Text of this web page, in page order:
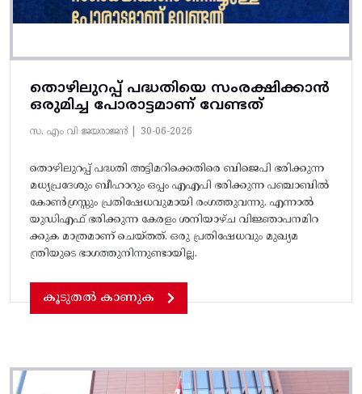
തൊഴിലുറപ്പ് പദ്ധതിയെ സംരക്ഷിക്കാൻ
ഒരുമിച്ച പോരാട്ടമാണ് വേണ്ടത്
സ. എം വി ജയരാജൻ | 30-06-2026
തൊഴിലുറപ്പ് പദ്ധതി അട്ടിമറിക്കെതിരെ ബിജെപി ഭരിക്കുന്ന
മധ്യപ്രദേശും ബീഹാറും ഒപ്പം എഎപി ഭരിക്കുന്ന പഞ്ചാബിൽ
കോൺഗ്രസ്സും പ്രതിഷേധവുമായി രംഗത്തുവന്നു. എന്നാൽ
യുഡിഎഫ് ഭരിക്കുന്ന കേരളം ശനിയാഴ്ച വിജ്ഞാപനമിറ
ക്കുക മാത്രമാണ് ചെയ്തത്. ഒരു പ്രതിഷേധവും മുഖ്യമ
ന്ത്രിയുടെ ഭാഗത്തുനിന്നുണ്ടായില്ല.
കൂടുതൽ കാണുക